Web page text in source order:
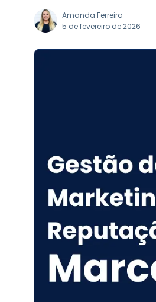
Amanda Ferreira
5 de fevereiro de 2026